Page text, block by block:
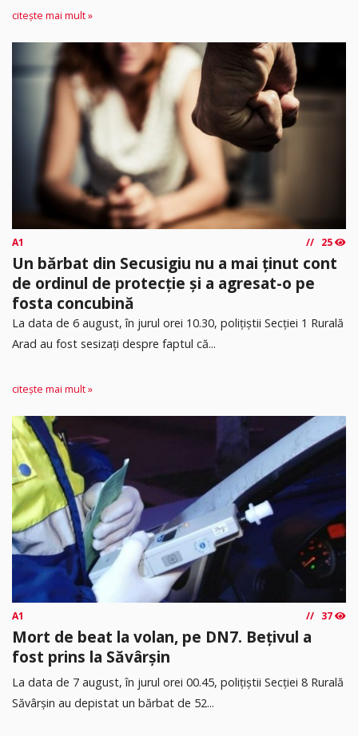
citește mai mult »
A1 25
Un bărbat din Secusigiu nu a mai ținut cont
de ordinul de protecție și a agresat-o pe
fosta concubină
​La data de 6 august, în jurul orei 10.30, polițiștii Secției 1 Rurală
Arad au fost sesizați despre faptul că...
citește mai mult »
A1 37
Mort de beat la volan, pe DN7. Bețivul a
fost prins la Săvârșin
​La data de 7 august, în jurul orei 00.45, polițiștii Secției 8 Rurală
Săvârșin au depistat un bărbat de 52...